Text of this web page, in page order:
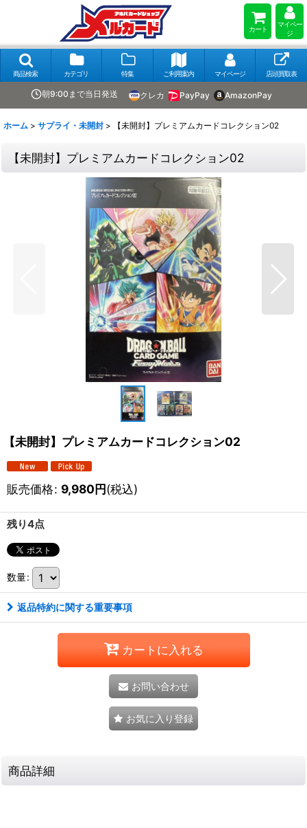
カート
マイペー
ジ
商品検索 カテゴリ 特集 ご利用案内 マイページ 店頭買取表
朝9:00まで当日発送 クレカ PayPay AmazonPay
ホーム > サプライ・未開封 > 【未開封】プレミアムカードコレクション02
【未開封】プレミアムカードコレクション02
【未開封】プレミアムカードコレクション02
販売価格: 9,980円(税込)
残り4点
数量:
返品特約に関する重要事項
カートに入れる
お問い合わせ
お気に入り登録
商品詳細